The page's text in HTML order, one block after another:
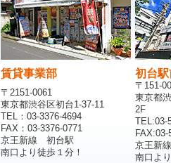
賃貸事業部
〒2151-0061
東京都渋谷区初台1-37-11
TEL：03-3376-4694
FAX：03-3376-0771
京王新線 初台駅
南口より徒歩１分！
初台
〒151-
東京都
2F
TEL:03-
FAX:03-
京王新
南口よ